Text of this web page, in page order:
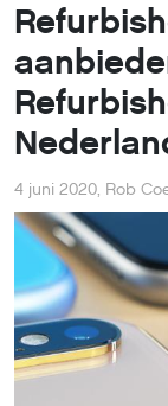
4 juni 2020, Rob